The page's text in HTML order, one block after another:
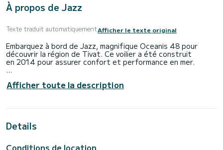
À propos de Jazz
Texte traduit automatiquementAfficher le texte original
Embarquez à bord de Jazz, magnifique Oceanis 48 pour
découvrir la région de Tivat. Ce voilier a été construit
en 2014 pour assurer confort et performance en mer.
de 15 mètres. Vous pourrez accueillir jusqu'à 10 personnes
en navigation et profiter de ses 4 cabines tout confort.
Ce Oceanis 48 est pourvu de 4 toilettes avec douche.
Ce bateau est équipé d'une Grand voile sur enrouleur et
Afficher toute la description
Details
Conditions de location